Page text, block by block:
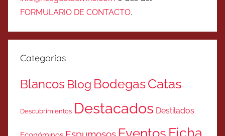
FORMULARIO DE CONTACTO.
Categorías
Blancos Blog BodegasCatas
Descubrimientos Destacados Destilados
Eventos Ficha